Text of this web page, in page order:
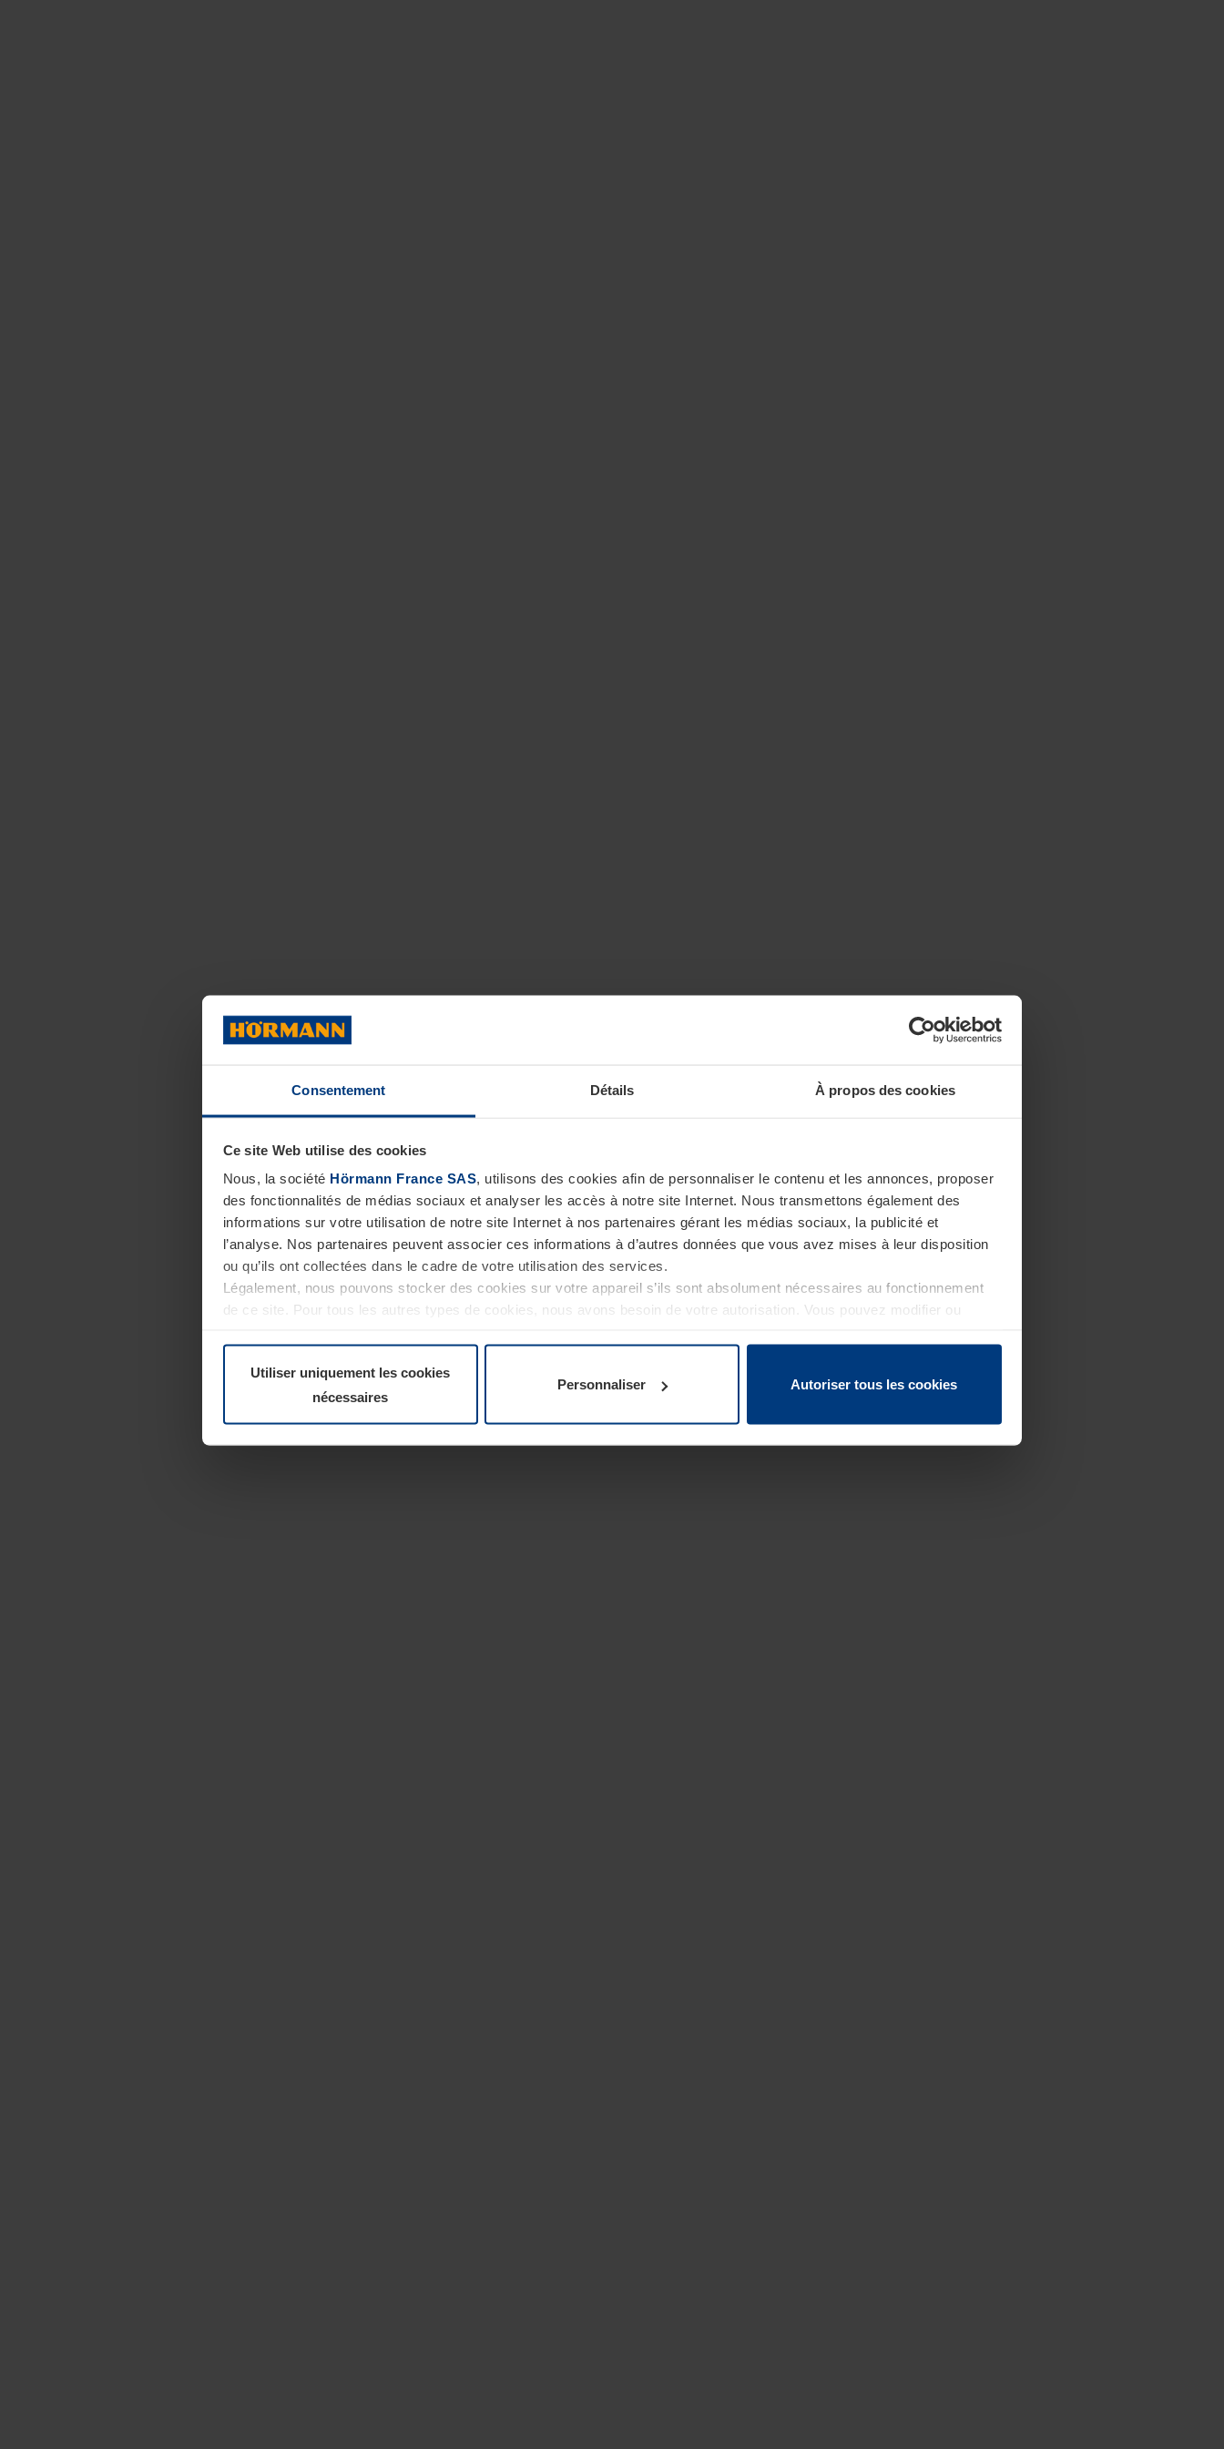
Consentement Détails À propos des cookies
Ce site Web utilise des cookies
Nous, la société Hörmann France SAS, utilisons des cookies afin de personnaliser le contenu et les annonces, proposer
des fonctionnalités de médias sociaux et analyser les accès à notre site Internet. Nous transmettons également des
informations sur votre utilisation de notre site Internet à nos partenaires gérant les médias sociaux, la publicité et
l’analyse. Nos partenaires peuvent associer ces informations à d’autres données que vous avez mises à leur disposition
ou qu’ils ont collectées dans le cadre de votre utilisation des services.
Légalement, nous pouvons stocker des cookies sur votre appareil s’ils sont absolument nécessaires au fonctionnement
de ce site. Pour tous les autres types de cookies, nous avons besoin de votre autorisation. Vous pouvez modifier ou
Utiliser uniquement les cookies
nécessaires
Personnaliser Autoriser tous les cookies